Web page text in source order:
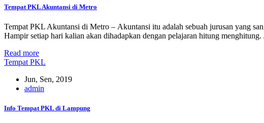
Tempat PKL Akuntansi di Metro
Tempat PKL Akuntansi di Metro – Akuntansi itu adalah sebuah jurusan yang
Hampir setiap hari kalian akan dihadapkan dengan pelajaran hitung
Read more
Tempat PKL
Jun, Sen, 2019
admin
Info Tempat PKL di Lampung